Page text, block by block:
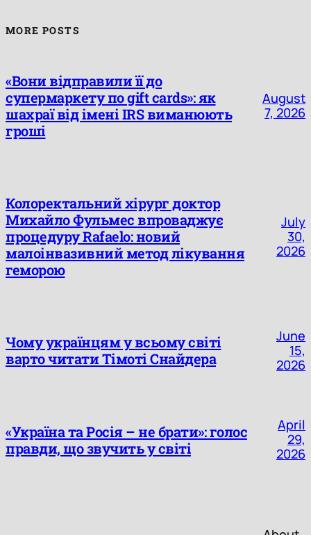
MORE POSTS
«Вони відправили її до
супермаркету по gift cards»: як
шахраї від імені IRS виманюють
гроші
August
7, 2026
Колоректальний хірург доктор
Михайло Фульмес впроваджує
процедуру Rafaelo: новий
малоінвазивний метод лікування
геморою
July
30,
2026
Чому українцям у всьому світі
варто читати Тімоті Снайдера
June
15,
2026
«Україна та Росія – не брати»: голос
правди, що звучить у світі
April
29,
2026